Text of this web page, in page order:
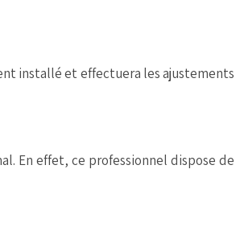
installé et effectuera les ajustements
En effet, ce professionnel dispose de